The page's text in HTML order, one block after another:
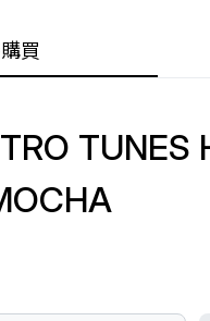
買
TUNES